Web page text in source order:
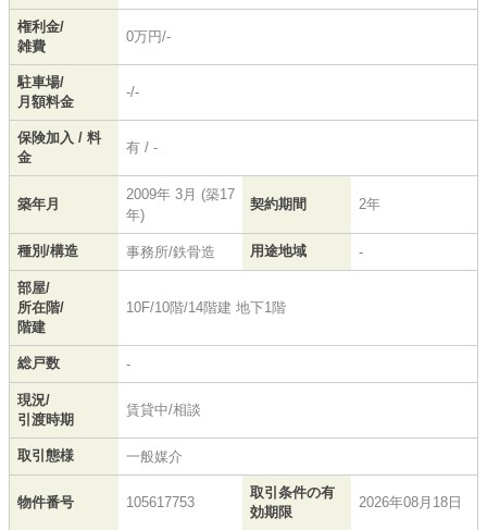
権利金/
雑費
0万円/-
駐車場/
月額料金
-/-
保険加入 / 料
金
有 / -
築年月
2009年 3月 (築17
年)
契約期間 2年
種別/構造 事務所/鉄骨造 用途地域 -
部屋/
所在階/
階建
10F/10階/14階建 地下1階
総戸数 -
現況/
引渡時期
賃貸中/相談
取引態様 一般媒介
物件番号 105617753
取引条件の有
効期限
2026年08月18日